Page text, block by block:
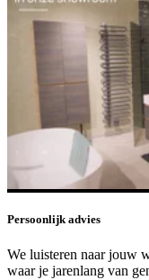
Persoonlijk advies
We luisteren naar jouw
waar je jarenlang van